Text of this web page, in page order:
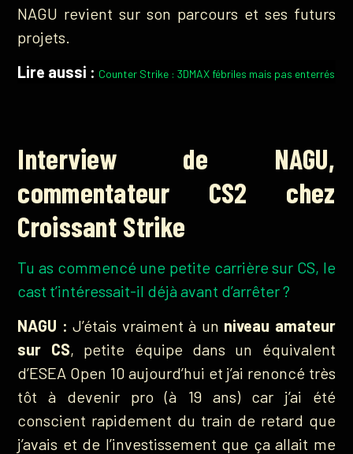
NAGU revient sur son parcours et ses futurs
projets.
Lire aussi : Counter Strike : 3DMAX fébriles mais pas enterrés
Interview de NAGU,
commentateur CS2 chez
Croissant Strike
Tu as commencé une petite carrière sur CS, le
cast t’intéressait-il déjà avant d’arrêter ?
NAGU : J’étais vraiment à un niveau amateur
sur CS, petite équipe dans un équivalent
d’ESEA Open 10 aujourd’hui et j’ai renoncé très
tôt à devenir pro (à 19 ans) car j’ai été
conscient rapidement du train de retard que
j’avais et de l’investissement que ça allait me